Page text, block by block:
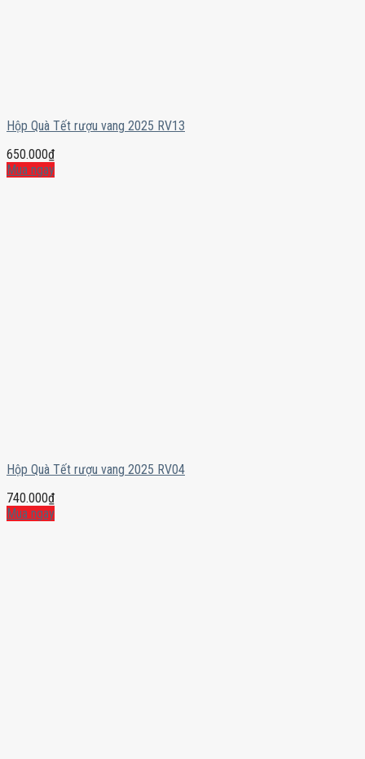
Hộp Quà Tết rượu vang 2025 RV13
650.000₫
Mua ngay
Hộp Quà Tết rượu vang 2025 RV04
740.000₫
Mua ngay